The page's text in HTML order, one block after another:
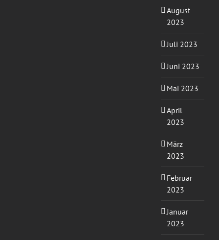
August
2023
Juli 2023
Juni 2023
Mai 2023
April
2023
März
2023
Februar
2023
Januar
2023